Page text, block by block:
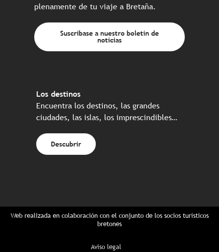
plenamente de tu viaje a Bretaña.
Suscríbase a nuestro boletín de
noticias
Los destinos
Encuentra los destinos, las grandes
ciudades, las islas, los imprescindibles…
Descubrir
Web realizada en colaboración con el conjunto de los socios turísticos
bretones
Aviso legal